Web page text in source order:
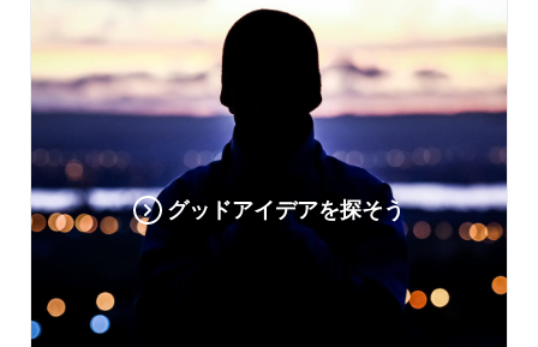
グッドアイデアを探そう